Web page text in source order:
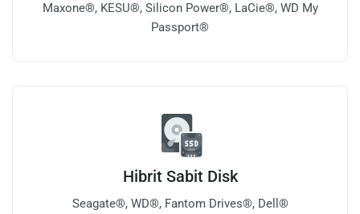
Maxone®, KESU®, Silicon Power®, LaCie®, WD My
Passport®
Hibrit Sabit Disk
Seagate®, WD®, Fantom Drives®, Dell®